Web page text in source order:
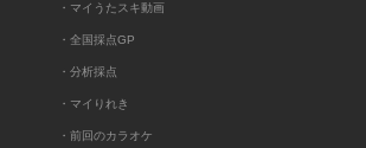
・マイうたスキ動画
・全国採点GP
・分析採点
・マイりれき
・前回のカラオケ